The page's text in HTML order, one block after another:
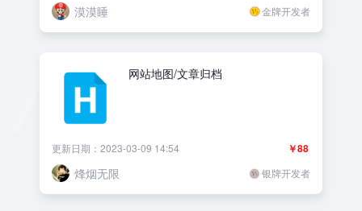
漠漠睡 金牌开发者
网站地图/文章归档
￥88
更新日期：2023-03-09 14:54
烽烟无限 银牌开发者